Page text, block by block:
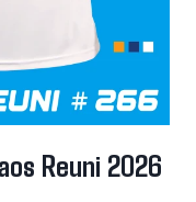
Reuni 2026